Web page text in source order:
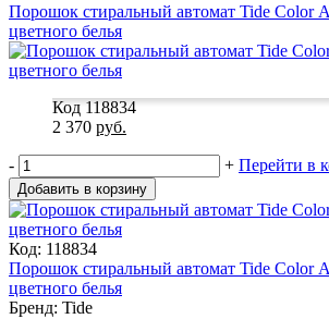
Порошок стиральный автомат Tide Color
цветного белья
Код 118834
2 370 руб.
- + Перейти в
Добавить в корзину
Код: 118834
Порошок стиральный автомат Tide Color
цветного белья
Бренд: Tide